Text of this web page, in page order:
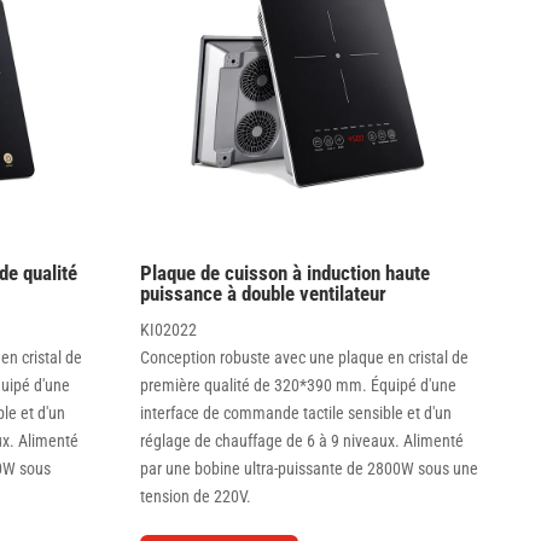
qualité
cristal de
d'une
et d'un
Alimenté
sous
Plaque de cuisson à induction haute
puissance à double ventilateur
KI02022
Conception robuste avec une plaque en cristal de
première qualité de 320*390 mm. Équipé d'une
interface de commande tactile sensible et d'un
réglage de chauffage de 6 à 9 niveaux. Alimenté
par une bobine ultra-puissante de 2800W sous une
tension de 220V.